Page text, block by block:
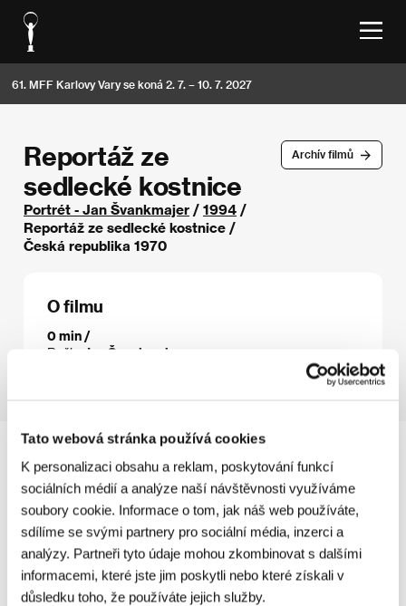
Tato webová stránka používá cookies
K personalizaci obsahu a reklam, poskytování funkcí
sociálních médií a analýze naší návštěvnosti využíváme
soubory cookie. Informace o tom, jak náš web používáte,
sdílíme se svými partnery pro sociální média, inzerci a
analýzy. Partneři tyto údaje mohou zkombinovat s dalšími
informacemi, které jste jim poskytli nebo které získali v
důsledku toho, že používáte jejich služby.
61. MFF Karlovy Vary se koná 2. 7. – 10. 7. 2027
Archív filmů
Reportáž ze
sedlecké kostnice
Portrét - Jan Švankmajer / 1994 /
Reportáž ze sedlecké kostnice /
Česká republika 1970
O filmu
0 min /
Režie
Jan Švankmajer